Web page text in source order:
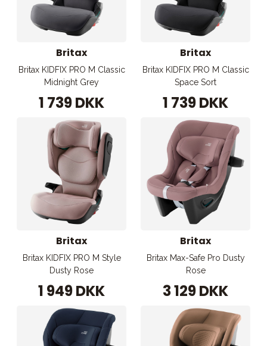
Britax
Britax KIDFIX PRO M Classic
Midnight Grey
1 739 DKK
Britax
Britax KIDFIX PRO M Classic
Space Sort
1 739 DKK
Britax
Britax KIDFIX PRO M Style
Dusty Rose
1 949 DKK
Britax
Britax Max-Safe Pro Dusty
Rose
3 129 DKK